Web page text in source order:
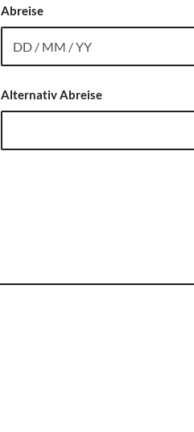
Abreise
Alternativ Abreise